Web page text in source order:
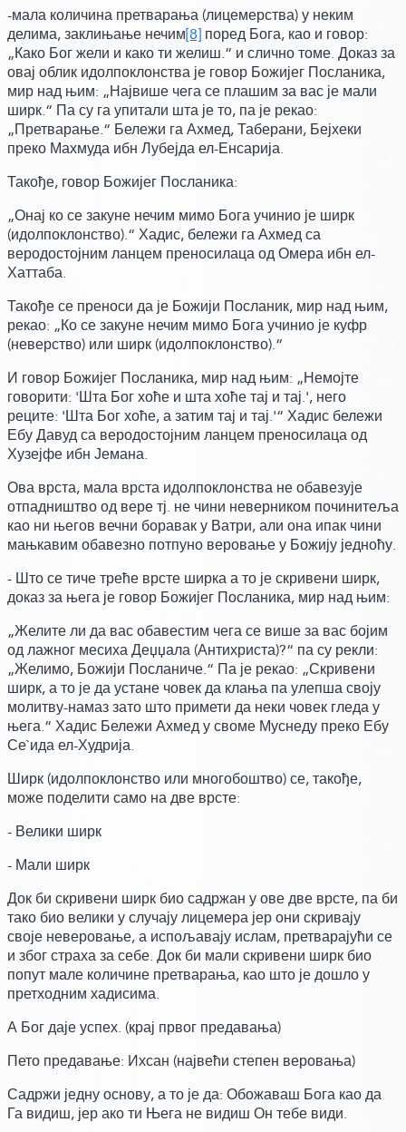
-мала количина претварања(лицемерства)у неким
делима, заклињање нечим[8]поред Бога,као и говор:
„Како Бог жели и како ти желиш.“ и слично томе. Доказ за
овај облик идолпоклонства је говор Божијег Посланика,
мир над њим: „Највише чега се плашим за вас је мали
ширк.“ Па су га упитали шта је то,па је рекао:
„Претварање.“ Бележи га Ахмед, Таберани, Бејхеки
преко Махмуда ибн Лубејда ел-Енсарија.
Такође,говор Божијег Посланика:
„Онај ко се закуне нечим мимо Бога учинио је ширк
(идолпоклонство).“ Хадис, бележи га Ахмед са
веродостојним ланцем преносилаца од Омера ибн ел-
Хаттаба.
Такође се преноси да је Божији Посланик, мир над њим,
рекао: „Ко се закуне нечим мимо Бога учинио је куфр
(неверство)или ширк(идолпоклонство).“
И говор Божијег Посланика,мир над њим: „Немојте
говорити: 'Шта Бог хоће и шта хоће тај и тај.',него
реците: 'Шта Бог хоће, а затим тај и тај.'“ Хадис бележи
Ебу Давуд са веродостојним ланцем преносилаца од
Хузејфе ибн Јемана.
Ова врста, мала врста идолпоклонства не обавезује
отпадништво од вере тј. не чини неверником починитеља
као ни његов вечни боравак у Ватри, али она ипак чини
мањкавим обавезно потпуно веровање у Божију једноћу.
- Што се тиче треће врсте ширка а то је скривени ширк,
доказ за њега је говор Божијег Посланика,мир над њим:
„Желите ли да вас обавестим чега се више за вас бојим
од лажног месиха Деџџала(Антихриста)?“ па су рекли:
„Желимо, Божији Посланиче.“ Па је рекао: „Скривени
ширк, а то је да устане човек да клања па улепша своју
молитву-намаз зато што примети да неки човек гледа у
њега.“ Хадис Бележи Ахмед у своме Муснеду преко Ебу
Се`ида ел-Худрија.
Ширк(идолпоклонство или многобоштво)се, такође,
може поделити само на две врсте:
- Велики ширк
- Мали ширк
Док би скривени ширк био садржан у ове две врсте, па би
тако био велики у случају лицемера јер они скривају
своје неверовање, а испољавају ислам, претварајући се
и због страха за себе. Док би мали скривени ширк био
попут мале количине претварања, као што је дошло у
претходним хадисима.
А Бог даје успех. (крај првог предавања)
Пето предавање: Ихсан (највећи степен веровања)
Садржи једну основу,а то је да:Обожаваш Бога као да
Га видиш, јер ако ти Њега не видиш Он тебе види.